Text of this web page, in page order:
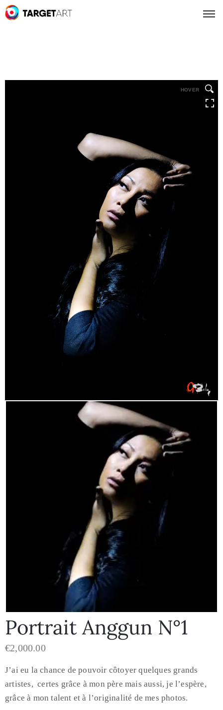
HOVER
Portrait Anggun N°1
€2,000.00
J’ai eu la chance de pouvoir côtoyer quelques grands
artistes, certes grâce à mon père mais aussi, je l’espère,
grâce à mon talent et à l’originalité de mes photos.